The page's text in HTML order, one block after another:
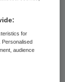
nagels
for
Personalised
audience